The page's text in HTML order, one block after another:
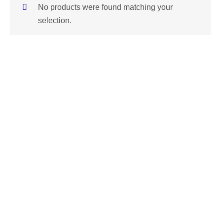
No products were found matching your
selection.